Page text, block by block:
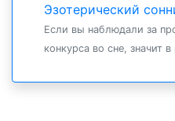
Эзотерический
Если вы наблюдали за
конкурса во сне, значит в